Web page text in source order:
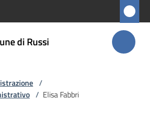
di Russi
/
/ Elisa Fabbri